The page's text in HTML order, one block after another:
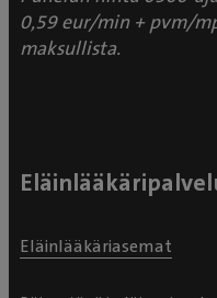
0,59 eur/min + pvm/
maksullista.
Eläinlääkäriasemat